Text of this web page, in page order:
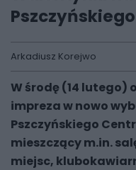
Arkadiusz Korejwo
W środę (14 lutego)
impreza w nowo
Pszczyńskiego
mieszczący m.in.
miejsc,